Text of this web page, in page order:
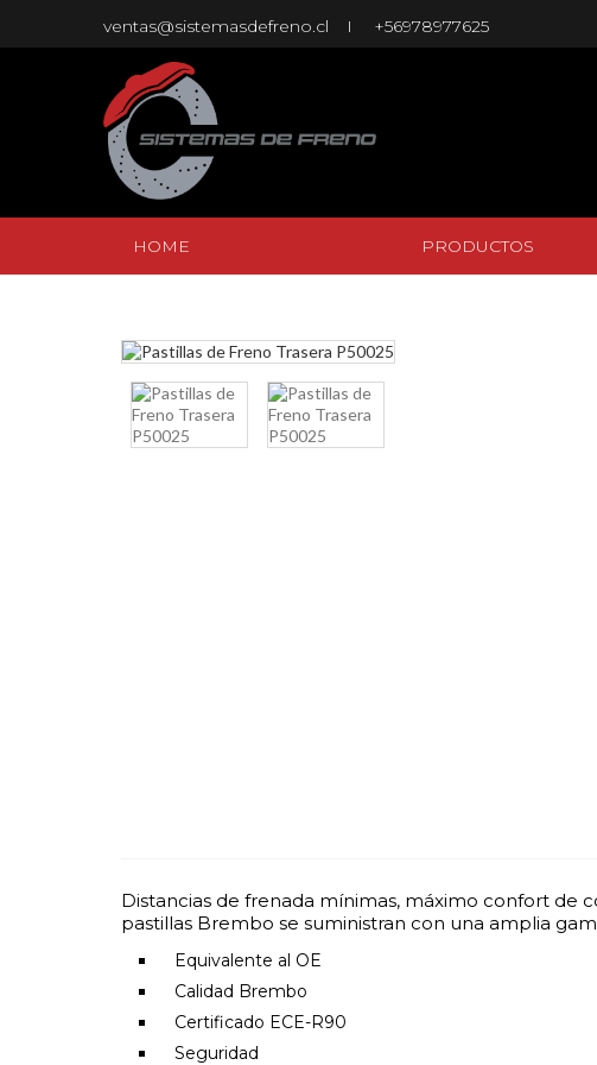
ventas@sistemasdefreno.cl +56978977625
HOME PRODUCTOS
Distancias de frenada mínimas, máximo confort de
pastillas Brembo se suministran con una amplia
Equivalente al OE
Calidad Brembo
Certificado ECE-R90
Seguridad